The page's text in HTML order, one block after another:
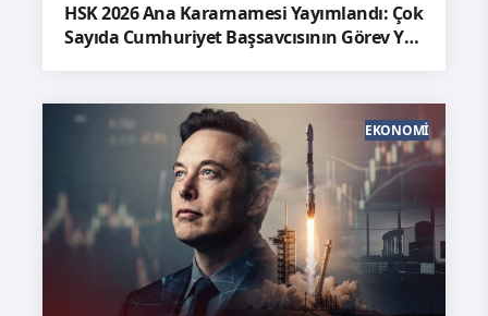
HSK 2026 Ana Kararnamesi Yayımlandı: Çok
Sayıda Cumhuriyet Başsavcısının Görev Yeri
EKONOMI